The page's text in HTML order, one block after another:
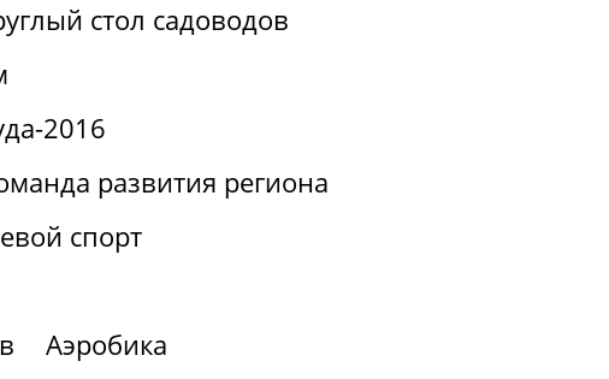
стол садоводов
2016
развития региона
спорт
Аэробика